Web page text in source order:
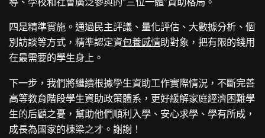
四是精準實施。通過民主評議、量化評估、大數據分析、個
別訪談等方式，精準認定資包養感情助對象，把有限的錢用
在最需要的學生身上。
下一步，我們將繼續根據學生資助工作實際情況，不斷完善
高等教育階段學生資助政策體系，更好緩解家庭經濟困難學
生的后顧之憂，幫助他們順利入學、安心求學、學有所成，
成長為國家的棟梁之才。謝謝！